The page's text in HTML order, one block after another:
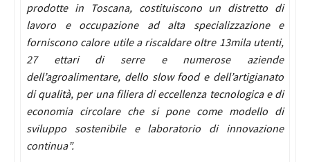
prodotte in Toscana, costituiscono un distretto di
lavoro e occupazione ad alta specializzazione e
forniscono calore utile a riscaldare oltre 13mila utenti,
27 ettari di serre e numerose aziende
dell’agroalimentare, dello slow food e dell’artigianato
di qualità, per una filiera di eccellenza tecnologica e di
economia circolare che si pone come modello di
sviluppo sostenibile e laboratorio di innovazione
continua”.